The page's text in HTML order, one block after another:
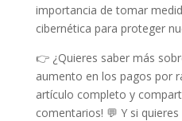
importancia de tomar
cibernética para proteger
👉 ¿Quieres saber más
aumento en los pagos por
artículo completo y
comentarios! 💬 Y si